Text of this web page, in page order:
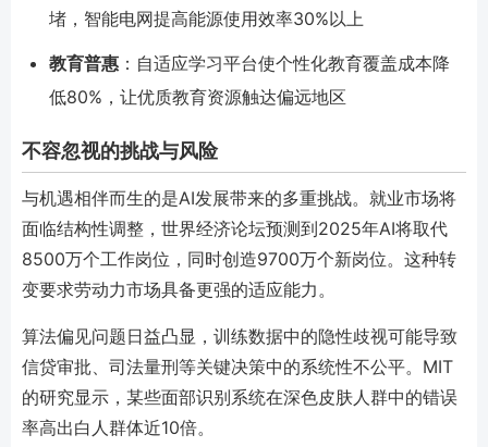
堵，智能电网提高能源使用效率30%以上
教育普惠 ：自适应学习平台使个性化教育覆盖成本降
低80%，让优质教育资源触达偏远地区
不容忽视的挑战与风险
与机遇相伴而生的是AI发展带来的多重挑战。就业市场将
面临结构性调整，世界经济论坛预测到2025年AI将取代
8500万个工作岗位，同时创造9700万个新岗位。这种转
变要求劳动力市场具备更强的适应能力。
算法偏见问题日益凸显，训练数据中的隐性歧视可能导致
信贷审批、司法量刑等关键决策中的系统性不公平。MIT
的研究显示，某些面部识别系统在深色皮肤人群中的错误
率高出白人群体近10倍。